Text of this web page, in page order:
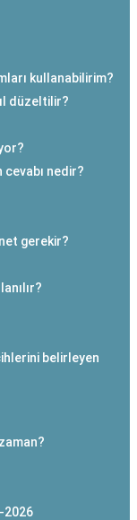
kullanabilirim?
düzeltilir?
nedir?
gerekir?
belirleyen
2026